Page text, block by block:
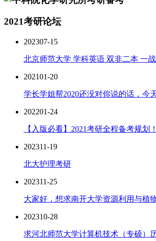
2021考研论坛
202307-15
北京师范大学 学科英语 双非二本 一战
202101-20
学长学姐帮2020还没对你说的话，今
202201-24
【入版必看】2021考研全程备考规划！
202311-19
北大护理考研
202311-25
大家好，想求南开大学资源利用与植
202310-28
求河北师范大学计算机技术（专硕）